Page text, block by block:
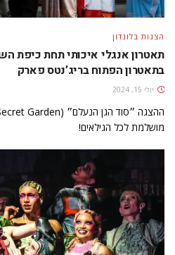
הצגות בלונדון
בתאטרון הפתוח בריג’נטס פארק
יולי 15, 2024
מושלמת לכל הגילאים!